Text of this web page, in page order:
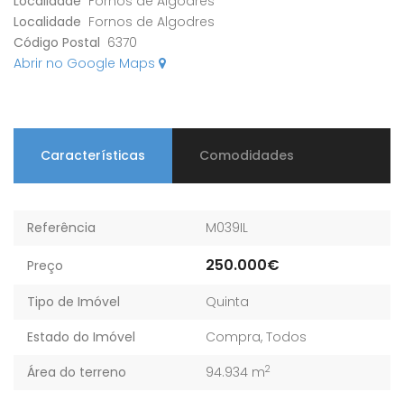
Localidade Fornos de Algodres
Código Postal 6370
Abrir no Google Maps
Características Comodidades
Referência M039IL
Preço 250.000€
Tipo de Imóvel
Quinta
Estado do Imóvel
Compra, Todos
Área do terreno
94.934 m2